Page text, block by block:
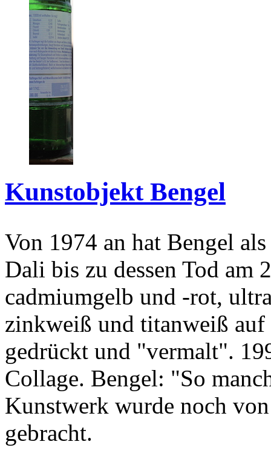
Kunstobjekt Bengel
Von 1974 an hat Bengel
Dali bis zu dessen Tod am
cadmiumgelb und -rot,
zinkweiß und titanweiß
gedrückt und "vermalt".
Collage. Bengel: "So
Kunstwerk wurde noch
gebracht.